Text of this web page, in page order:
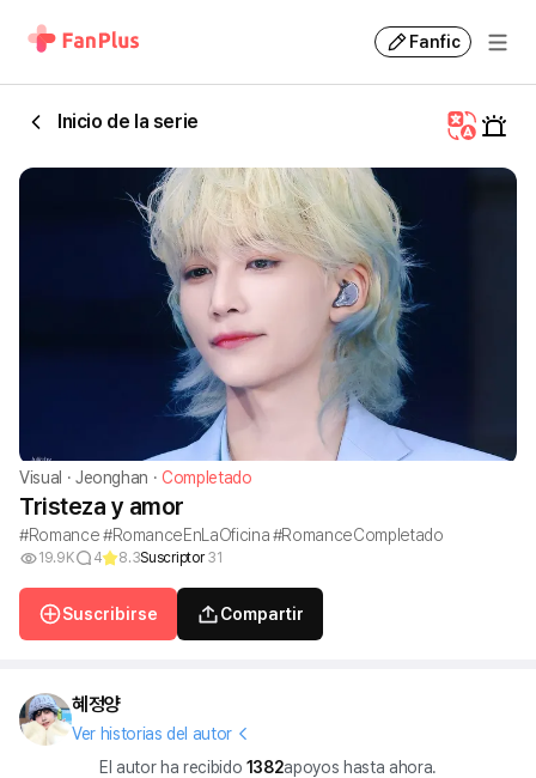
Fanfic
Inicio de la serie
Visual · Jeonghan ·Completado
Tristeza y amor
#Romance #RomanceEnLaOficina #RomanceCompletado
19.9K 4 8.3Suscriptor 31
Suscribirse Compartir
혜정양
Ver historias del autor
El autor ha recibido 1382apoyos hasta ahora.